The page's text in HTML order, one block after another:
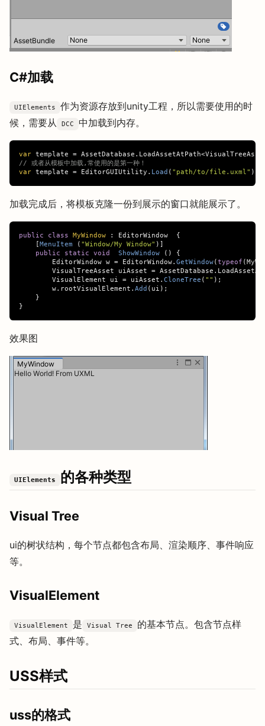
C#加载
UIElements
作为资源存放到unity工程，所以需要使用的时
候，需要从
DCC 中加载到内存。
var template = AssetDatabase . LoadAssetAtPath<
// 或者从模板中加载,常使用的是第一种！
var template = EditorGUIUtility . Load ( "path/to/file.uxml" )
加载完成后，将模板克隆一份到展示的窗口就能展示了。
public class MyWindow : EditorWindow
{
MenuItem ( "Window/My Window" )]
public
static void ShowWindow ()
{
EditorWindow w = EditorWindow. GetWindow( typeof (
VisualTreeAsset
uiAsset = AssetDatabase .
VisualElement
ui = uiAsset . CloneTree ( "" );
w. rootVisualElement . Add ( ui );
}
}
效果图
UIElements 的各种类型
Visual Tree
ui的树状结构，每个节点都包含布局、渲染顺序、事件响应
等。
VisualElement
VisualElement 是 Visual Tree
的基本节点。包含节点样
式、布局、事件等。
USS样式
uss的格式